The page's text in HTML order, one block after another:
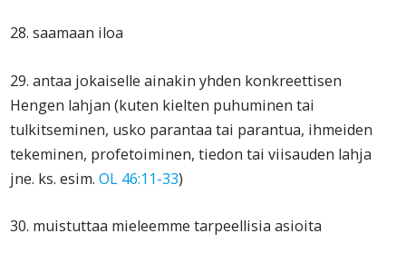
28. saamaan iloa
29. antaa jokaiselle ainakin yhden konkreettisen
Hengen lahjan (kuten kielten puhuminen tai
tulkitseminen, usko parantaa tai parantua, ihmeiden
tekeminen, profetoiminen, tiedon tai viisauden lahja
jne. ks. esim.OL 46:11-33)
30. muistuttaa mieleemme tarpeellisia asioita